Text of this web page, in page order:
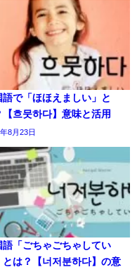
語で「ほほえましい」と
【흐뭇하다】意味と活用
8月23日
語「ごちゃごちゃしてい
とは？【너저분하다】の意